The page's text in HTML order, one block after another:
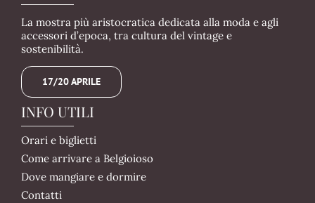
La mostra più aristocratica dedicata alla moda e agli
accessori d’epoca, tra cultura del vintage e
sostenibilità.
17/20 APRILE
INFO UTILI
Orari e biglietti
Come arrivare a Belgioioso
Dove mangiare e dormire
Contatti